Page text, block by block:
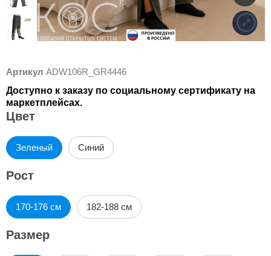
Артикул ADW106R_GR4446
Доступно к заказу по социальному сертификату на
маркетплейсах.
Цвет
Зеленый Синий
Рост
170-176 см 182-188 см
Размер